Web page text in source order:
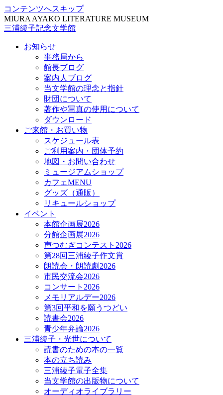
コンテンツへスキップ
MIURA AYAKO LITERATURE MUSEUM
三浦綾子記念文学館
お知らせ
事務局から
館長ブログ
案内人ブログ
当文学館の理念と指針
財団について
著作や写真の使用について
ダウンロード
ご来館・お買い物
スケジュール表
ご利用案内・団体予約
地図・お問い合わせ
ミュージアムショップ
カフェMENU
グッズ（通販）
リキュールショップ
イベント
本館企画展2026
分館企画展2026
声つむぎコンテスト2026
第28回三浦綾子作文賞
朗読会・朗読劇2026
市民交流会2026
コンサート2026
メモリアルデー2026
第3回平和を願うつどい
読書会2026
青少年弁論2026
三浦綾子・光世について
読書のための本の一覧
本の立ち読み
三浦綾子電子全集
当文学館の出版物について
オーディオライブラリー